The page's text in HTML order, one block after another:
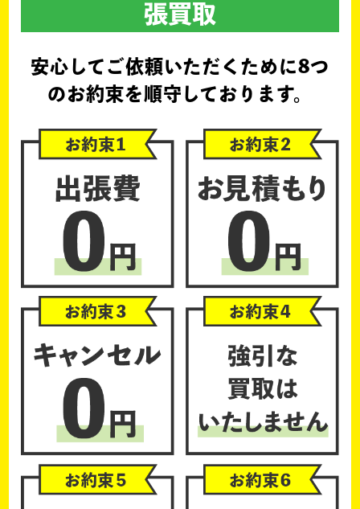
張買取
安心してご依頼いただくために8つ
のお約束を順守しております。